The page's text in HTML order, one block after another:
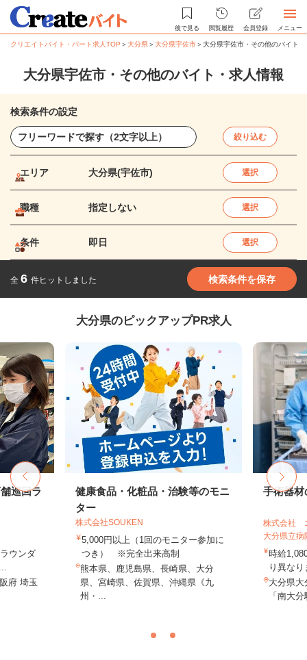
後で見る 閲覧履歴 会員登録 メニュー
クリエイトバイト・パート求人TOP ＞大分県＞大分県宇佐市＞大分県宇佐市・その他のバイト
大分県宇佐市・その他のバイト・求人情報
検索条件の設定
絞り込む
エリア 大分県(宇佐市) 選択
職種 指定しない 選択
条件 即日 選択
全 6 件ヒットしました 検索条件を保存
大分県のピックアップPR求人
巡回ラ
ウンダ
府 埼玉
健康食品・化粧品・治験等のモニ
ター
株式会社SOUKEN
5,000円以上（1回のモニター参加に
つき） ※完全出来高制
熊本県、鹿児島県、長崎県、大分
県、宮崎県、佐賀県、沖縄県《九
州・...
手術器材
株式会社
大分県立病
時給
り異な
大分県大
「南大